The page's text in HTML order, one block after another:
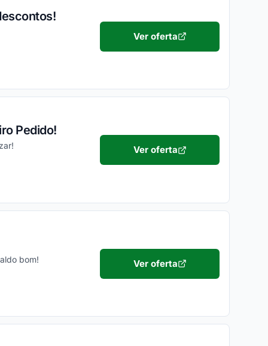
Ver oferta
Pedido!
Ver oferta
bom! Ver oferta